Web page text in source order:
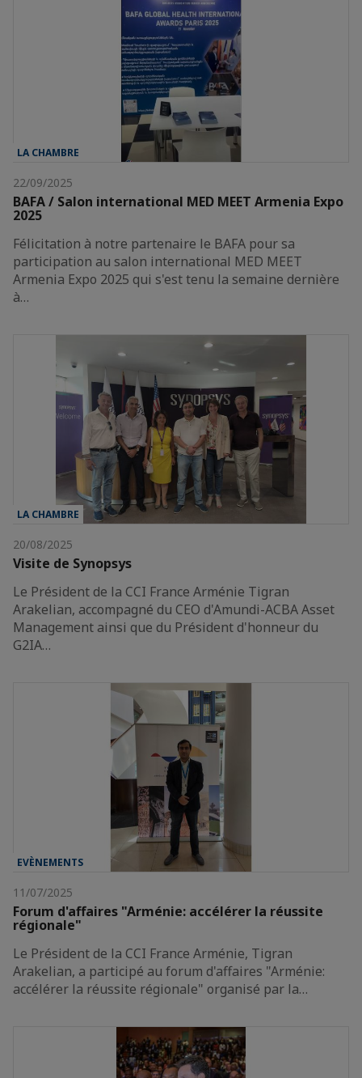
LA CHAMBRE
22/09/2025
BAFA / Salon international MED MEET Armenia Expo
2025
Félicitation à notre partenaire le BAFA pour sa
participation au salon international MED MEET
Armenia Expo 2025 qui s'est tenu la semaine dernière
à…
LA CHAMBRE
20/08/2025
Visite de Synopsys
Le Président de la CCI France Arménie Tigran
Arakelian, accompagné du CEO d'Amundi-ACBA Asset
Management ainsi que du Président d'honneur du
G2IA…
EVÈNEMENTS
11/07/2025
Forum d'affaires "Arménie: accélérer la réussite
régionale"
Le Président de la CCI France Arménie, Tigran
Arakelian, a participé au forum d'affaires "Arménie:
accélérer la réussite régionale" organisé par la…